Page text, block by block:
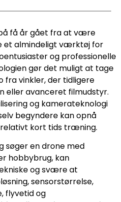
få år gået fra at være
et almindeligt værktøj for
og professionelle
gør det muligt at tage
fra vinkler, der tidligere
eller avanceret filmudstyr.
og kamerateknologi
begyndere kan opnå
kort tids træning.
søger en drone med
hobbybrug, kan
og svære at
sensorstørrelse,
flyvetid og